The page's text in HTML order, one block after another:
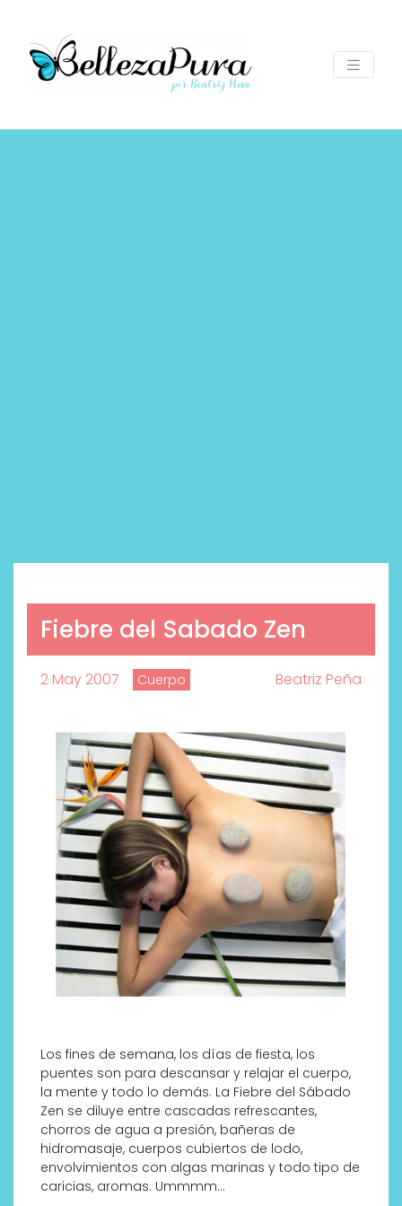
Fiebre del Sabado Zen
2 May 2007 Cuerpo Beatriz Peña
Los fines de semana, los días de fiesta, los
puentes son para descansar y relajar el cuerpo,
la mente y todo lo demás. La Fiebre del Sábado
Zen se diluye entre cascadas refrescantes,
chorros de agua a presión, bañeras de
hidromasaje, cuerpos cubiertos de lodo,
envolvimientos con algas marinas y todo tipo de
caricias, aromas. Ummmm…